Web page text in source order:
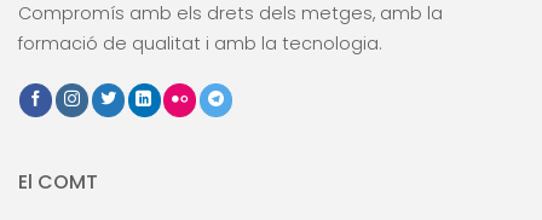
Compromís amb els drets dels metges, amb la
formació de qualitat i amb la tecnologia.
El COMT